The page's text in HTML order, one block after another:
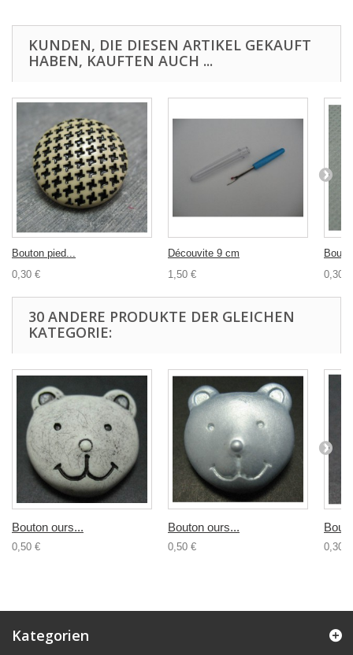
KUNDEN, DIE DIESEN ARTIKEL GEKAUFT
HABEN, KAUFTEN AUCH ...
Bouton pied...
0,30 €
Découvite 9 cm
1,50 €
0,30 €
30 ANDERE PRODUKTE DER GLEICHEN
KATEGORIE:
Bouton ours...
0,50 €
Bouton ours...
0,50 € 0,30 €
Kategorien